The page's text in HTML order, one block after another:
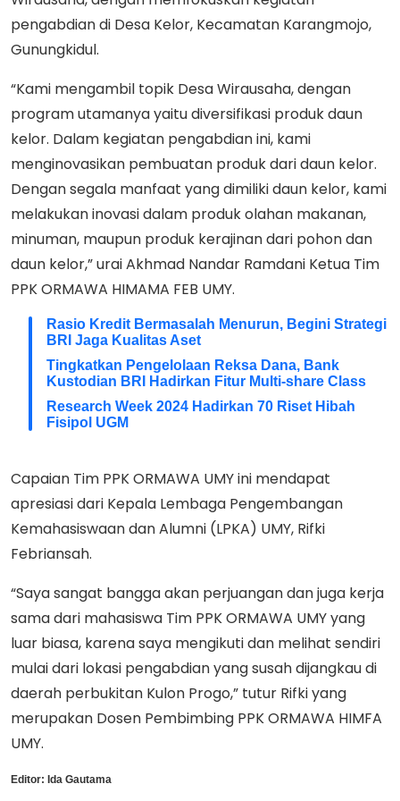
pengabdian di Desa Kelor, Kecamatan Karangmojo,
Gunungkidul.
“Kami mengambil topik Desa Wirausaha, dengan
program utamanya yaitu diversifikasi produk daun
kelor. Dalam kegiatan pengabdian ini, kami
menginovasikan pembuatan produk dari daun kelor.
Dengan segala manfaat yang dimiliki daun kelor, kami
melakukan inovasi dalam produk olahan makanan,
minuman, maupun produk kerajinan dari pohon dan
daun kelor,” urai Akhmad Nandar Ramdani Ketua Tim
PPK ORMAWA HIMAMA FEB UMY.
Rasio Kredit Bermasalah Menurun, Begini Strategi
BRI Jaga Kualitas Aset
Tingkatkan Pengelolaan Reksa Dana, Bank
Kustodian BRI Hadirkan Fitur Multi-share Class
Research Week 2024 Hadirkan 70 Riset Hibah
Fisipol UGM
Capaian Tim PPK ORMAWA UMY ini mendapat
apresiasi dari Kepala Lembaga Pengembangan
Kemahasiswaan dan Alumni (LPKA) UMY, Rifki
Febriansah.
“Saya sangat bangga akan perjuangan dan juga kerja
sama dari mahasiswa Tim PPK ORMAWA UMY yang
luar biasa, karena saya mengikuti dan melihat sendiri
mulai dari lokasi pengabdian yang susah dijangkau di
daerah perbukitan Kulon Progo,” tutur Rifki yang
merupakan Dosen Pembimbing PPK ORMAWA HIMFA
UMY.
Editor: Ida Gautama